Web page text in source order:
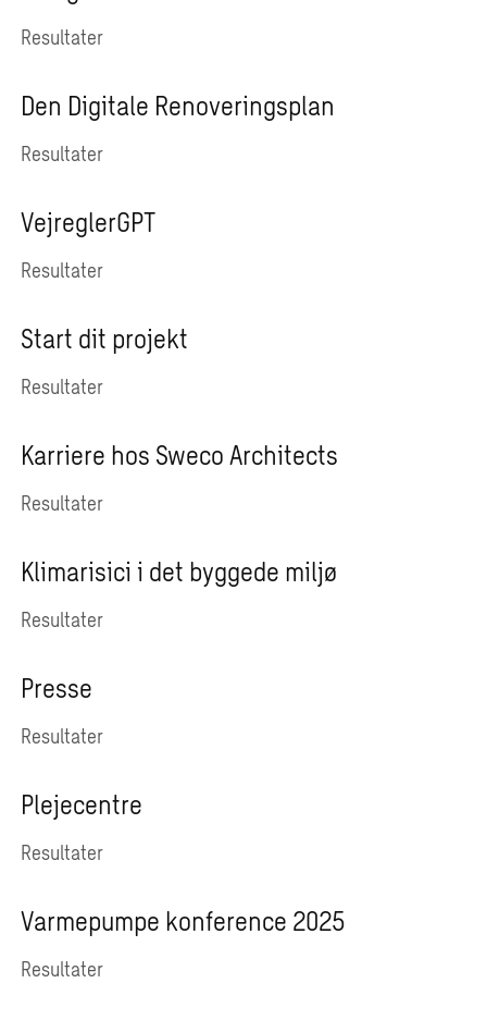
Resultater
Den Digitale Renoveringsplan
Resultater
VejreglerGPT
Resultater
Start dit projekt
Resultater
Karriere hos Sweco Architects
Resultater
Klimarisici i det byggede miljø
Resultater
Presse
Resultater
Plejecentre
Resultater
Varmepumpe konference 2025
Resultater